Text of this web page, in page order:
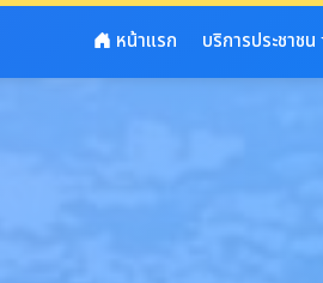
หน้าแรก บริการประชาชน